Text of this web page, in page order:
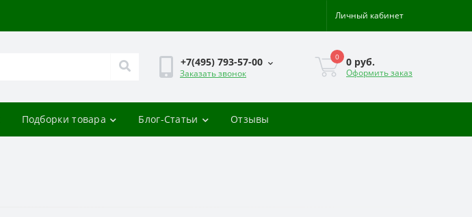
Личный кабинет
+7(495) 793-57-00
Заказать звонок
0 0 руб.
Оформить заказ
Подборки товара Блог-Статьи Отзывы